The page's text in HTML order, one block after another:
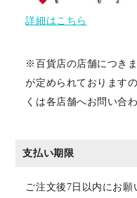
詳細はこちら
※百貨店の店舗につき
が定められております
くは各店舗へお問い合
支払い期限
ご注文後7日以内にお